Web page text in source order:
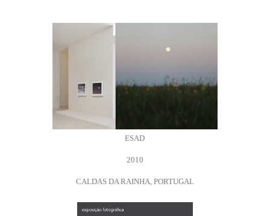
ESAD
2010
CALDAS DA RAINHA, PORTUGAL